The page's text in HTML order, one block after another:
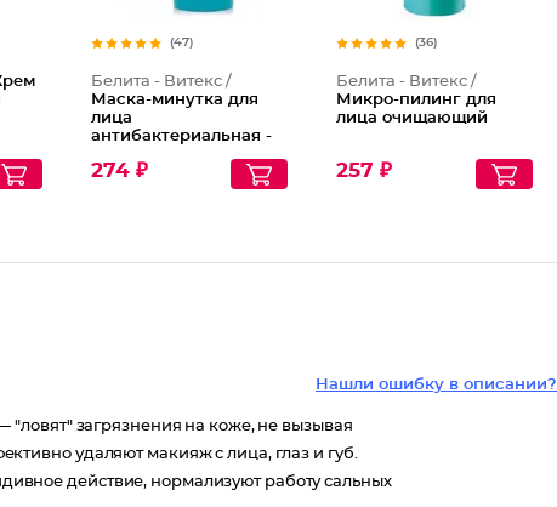
(47)
Белита - Витекс /
Маска-минутка для
лица
антибактериальная -
274 ₽
(36)
Белита - Витекс /
Микро-пилинг для
лица очищающий
257 ₽
Нашли ошибку в описании?
"ловят" загрязнения на коже, не вызывая
удаляют макияж с лица, глаз и губ.
действие, нормализуют работу сальных